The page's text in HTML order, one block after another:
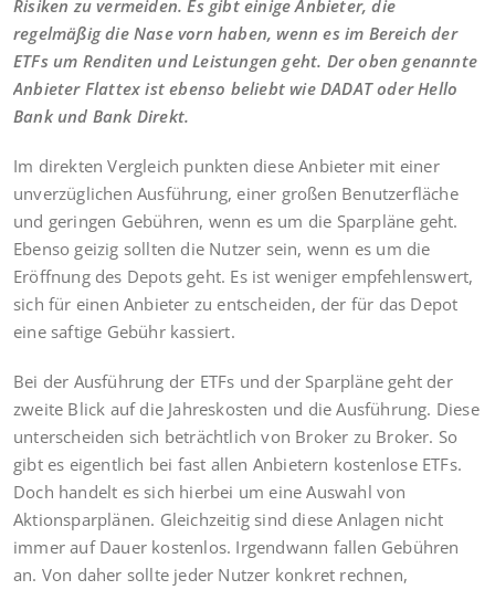
Risiken zu vermeiden. Es gibt einige Anbieter, die
regelmäßig die Nase vorn haben, wenn es im Bereich der
ETFs um Renditen und Leistungen geht. Der oben genannte
Anbieter Flattex ist ebenso beliebt wie DADAT oder Hello
Bank und Bank Direkt.
Im direkten Vergleich punkten diese Anbieter mit einer
unverzüglichen Ausführung, einer großen Benutzerfläche
und geringen Gebühren, wenn es um die Sparpläne geht.
Ebenso geizig sollten die Nutzer sein, wenn es um die
Eröffnung des Depots geht. Es ist weniger empfehlenswert,
sich für einen Anbieter zu entscheiden, der für das Depot
eine saftige Gebühr kassiert.
Bei der Ausführung der ETFs und der Sparpläne geht der
zweite Blick auf die Jahreskosten und die Ausführung. Diese
unterscheiden sich beträchtlich von Broker zu Broker. So
gibt es eigentlich bei fast allen Anbietern kostenlose ETFs.
Doch handelt es sich hierbei um eine Auswahl von
Aktionsparplänen. Gleichzeitig sind diese Anlagen nicht
immer auf Dauer kostenlos. Irgendwann fallen Gebühren
an. Von daher sollte jeder Nutzer konkret rechnen,